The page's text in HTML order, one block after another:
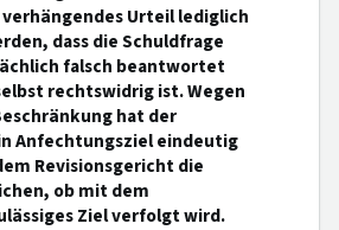
Urteil lediglich
dass die Schuldfrage
falsch beantwortet
rechtswidrig ist. Wegen
hat der
Anfechtungsziel eindeutig
Revisionsgericht die
ob mit dem
Ziel verfolgt wird.